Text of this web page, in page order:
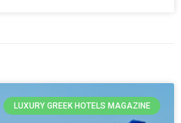
LUXURY GREEK HOTELS MAGAZINE